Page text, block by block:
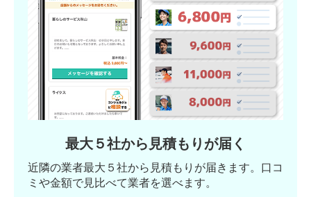
最大５社から見積もりが届く
近隣の業者最大５社から見積もりが届きます。口コ
ミや金額で見比べて業者を選べます。